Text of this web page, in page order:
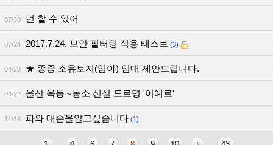
07/30 넌 할 수 있어
07/24 2017.7.24. 보안 필터링 적용 태스트 (3)
04/28 ★ 종중 소유토지(임야) 임대 제안드립니다.
04/22 울산 옥동∼농소 신설 도로명 '이예로'
11/16 파와 대손을알고싶습니다 (1)